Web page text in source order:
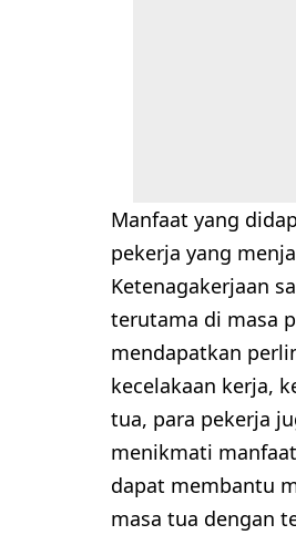
Manfaat yang
pekerja yang
Ketenagakerjaan
terutama di masa
mendapatkan
kecelakaan kerja,
tua, para pekerja
menikmati
dapat membantu
masa tua dengan